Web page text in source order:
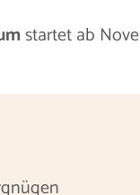
startet ab